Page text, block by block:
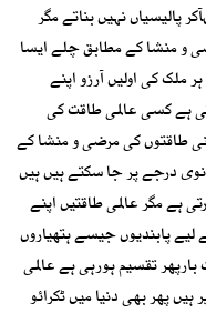
پالیسیاں نہیں بناتے مگر
و منشا کے مطابق چلے ایسا
ملک کی اولیں آرزو اپنے
ہے کسی عالمی طاقت کی
طاقتوں کی مرضی و منشا کے
درجے پر جا سکتے ہیں ہیں
مگر عالمی طاقتیں اپنے
پابندیوں جیسے ہتھیاروں
تقسیم ہورہی ہے عالمی
ہیں پھر بھی دنیا میں ٹکرائو